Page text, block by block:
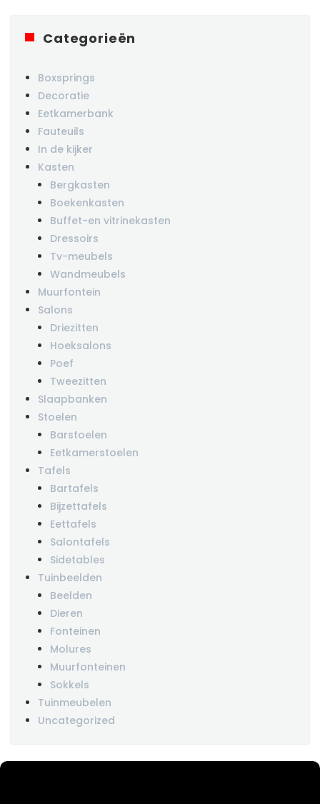
Categorieën
Boxsprings
Decoratie
Eetkamerbank
Fauteuils
In de kijker
Kasten
Bergkasten
Boekenkasten
Buffet-en vitrinekasten
Dressoirs
Tv-meubels
Wandmeubels
Muurfontein
Salons
Driezitten
Hoeksalons
Poef
Tweezitten
Slaapbanken
Stoelen
Barstoelen
Eetkamerstoelen
Tafels
Bartafels
Bijzettafels
Eettafels
Salontafels
Sidetables
Tuinbeelden
Beelden
Dieren
Fonteinen
Molures
Muurfonteinen
Sokkels
Tuinmeubelen
Uncategorized